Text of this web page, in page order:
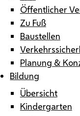
Öffentlicher
Zu Fuß
Baustellen
Planung &
Bildung
Übersicht
Kindergarten